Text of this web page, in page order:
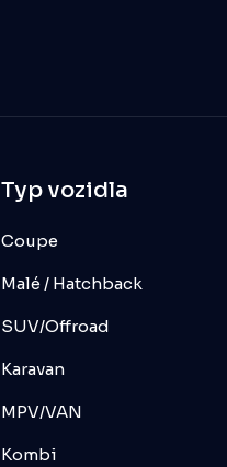
Typ vozidla
Coupe
Malé / Hatchback
SUV/Offroad
Karavan
MPV/VAN
Kombi